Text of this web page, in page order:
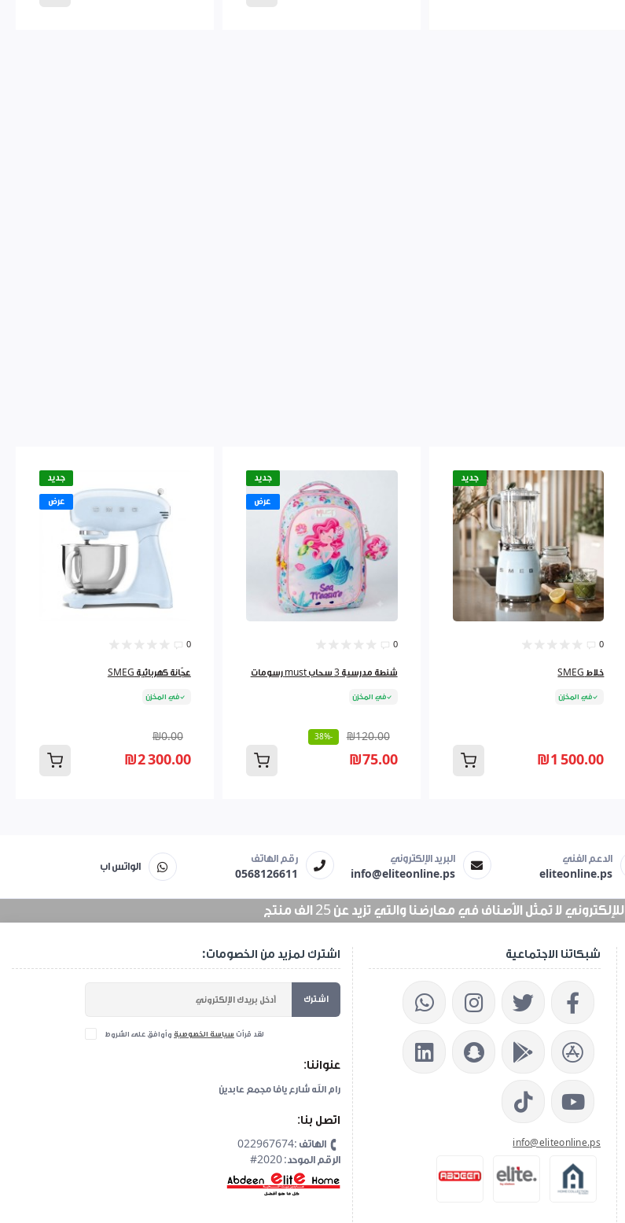
جديد
0
خلاط SMEG
في المخزن
₪1 500.00
جديد
عرض
0
شنطة مدرسية 3 سحاب must رسومات
في المخزن
₪120.00
-38%
₪75.00
جديد
عرض
0
عجّانة كهربائية SMEG
في المخزن
₪0.00
₪2 300.00
الدعم الفني
eliteonline.ps
البريد الإلكتروني
info@eliteonline.ps
رقم الهاتف
0568126611
الواتس اب
لا تمثل الأصناف في معارضنا والتي تزيد عن 25 الف منتج
اشترك لمزيد من الخصومات:
اشترك
لقد قرأت سياسة الخصوصية وأوافق على الشروط
عنواننا:
رام الله شارع يافا مجمع عابدين
اتصل بنا:
الهاتف :022967674
#2020 :الرقم الموحد
شبكاتنا الاجتماعية
info@eliteonline.ps